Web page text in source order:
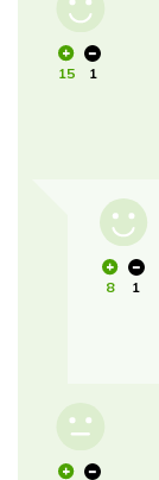
15 1
8 1